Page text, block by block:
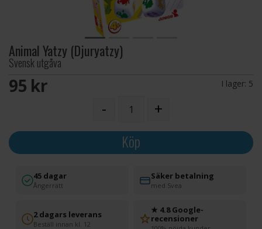
Animal Yatzy (Djuryatzy)
Svensk utgåva
95 SEK I lager: 5
- +
Köp
45 dagar
Ångerrätt
Säker betalning
med Svea
2 dagars leverans
Beställ innan kl. 12
★ 4.8 Google-
recensioner